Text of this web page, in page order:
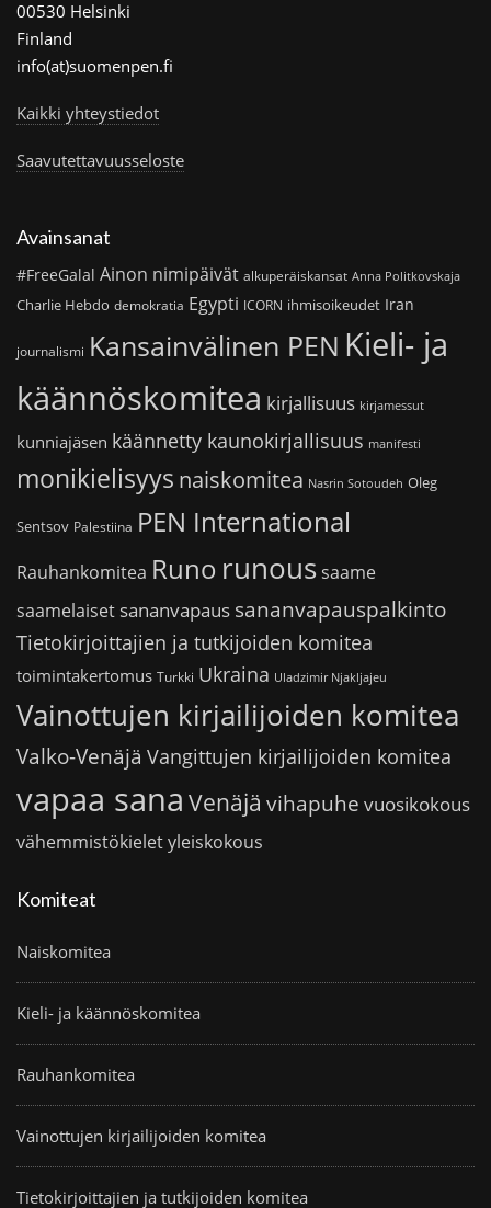
00530 Helsinki
Finland
info(at)suomenpen.fi
Kaikki yhteystiedot
Saavutettavuusseloste
Avainsanat
#FreeGalal Ainon nimipäivät alkuperäiskansat Anna Politkovskaja
Charlie Hebdo demokratia Egypti ICORN ihmisoikeudet Iran
journalismi Kansainvälinen PEN Kieli- ja
käännöskomitea kirjallisuus kirjamessut
kunniajäsen käännetty kaunokirjallisuus manifesti
monikielisyys naiskomitea Nasrin Sotoudeh Oleg
Sentsov Palestiina PEN International
Rauhankomitea Runo runoussaame
saamelaiset sananvapaus sananvapauspalkinto
Tietokirjoittajien ja tutkijoiden komitea
toimintakertomus Turkki Ukraina Uladzimir Njakljajeu
Vainottujen kirjailijoiden komitea
Valko-Venäjä Vangittujen kirjailijoiden komitea
vapaa sana Venäjä vihapuhe vuosikokous
vähemmistökieletyleiskokous
Komiteat
Naiskomitea
Kieli- ja käännöskomitea
Rauhankomitea
Vainottujen kirjailijoiden komitea
Tietokirjoittajien ja tutkijoiden komitea